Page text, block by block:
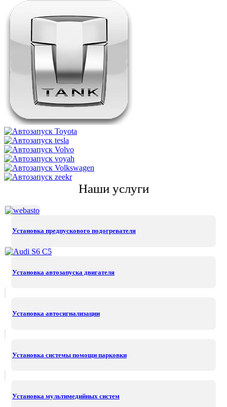
Наши услуги
Установка предпускового подогревателя
Установка автозапуска двигателя
Установка автосигнализации
Установка системы помощи парковки
Установка мультимедийных систем